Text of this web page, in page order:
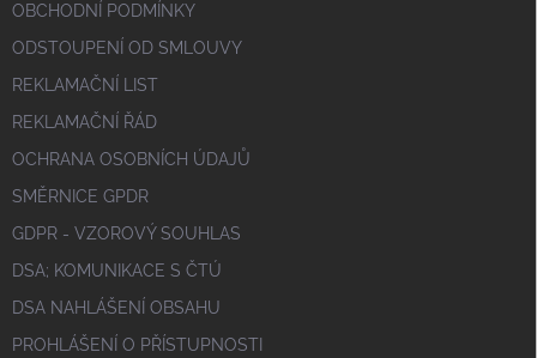
OBCHODNÍ PODMÍNKY
ODSTOUPENÍ OD SMLOUVY
REKLAMAČNÍ LIST
REKLAMAČNÍ ŘÁD
OCHRANA OSOBNÍCH ÚDAJŮ
SMĚRNICE GPDR
GDPR - VZOROVÝ SOUHLAS
DSA; KOMUNIKACE S ČTÚ
DSA NAHLÁŠENÍ OBSAHU
PROHLÁŠENÍ O PŘÍSTUPNOSTI